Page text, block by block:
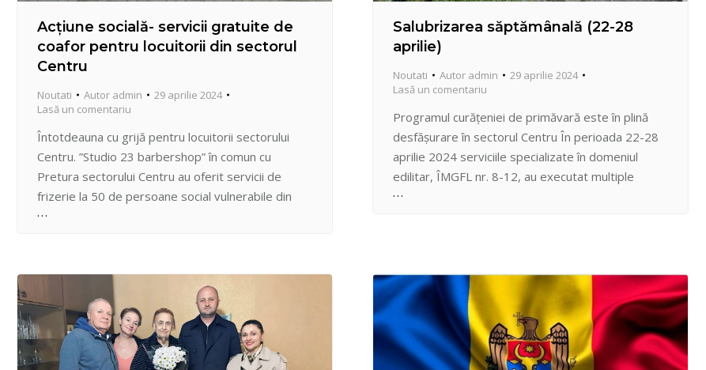
Acțiune socială- servicii gratuite de
coafor pentru locuitorii din sectorul
Centru
Noutati Autor admin
29 aprilie 2024
Lasă un comentariu
Întotdeauna cu grijă pentru locuitorii sectorului
Centru. ”Studio 23 barbershop” în comun cu
Pretura sectorului Centru au oferit servicii de
frizerie la 50 de persoane social vulnerabile din
sector în preajma sărbătorilor Pascale.
Salubrizarea săptămânală (22-28
aprilie)
Noutati Autor admin
29 aprilie 2024
Lasă un comentariu
Programul curățeniei de primăvară este în plină
desfășurare în sectorul Centru În perioada 22-28
aprilie 2024 serviciile specializate în domeniul
edilitar, ÎMGFL nr. 8-12, au executat multiple
operațiuni de salubrizare și evacuare a deșeurilor,